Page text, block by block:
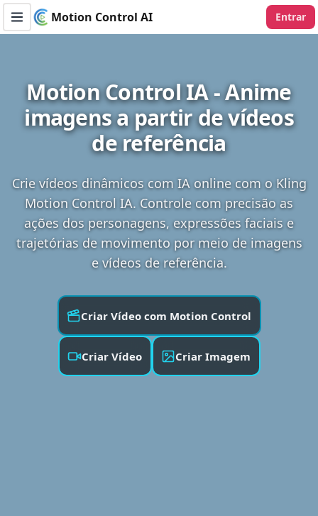
Toggle navigation menu
Motion Control AI Entrar
Motion Control IA - Anime
imagens a partir de vídeos
de referência
Crie vídeos dinâmicos com IA online com o Kling
Motion Control IA. Controle com precisão as
ações dos personagens, expressões faciais e
trajetórias de movimento por meio de imagens
e vídeos de referência.
Criar Vídeo com Motion Control
Criar Vídeo Criar Imagem